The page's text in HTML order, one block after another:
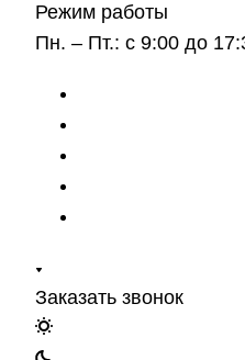
Режим работы
Пн. – Пт.: с 9:00 до
Заказать звонок